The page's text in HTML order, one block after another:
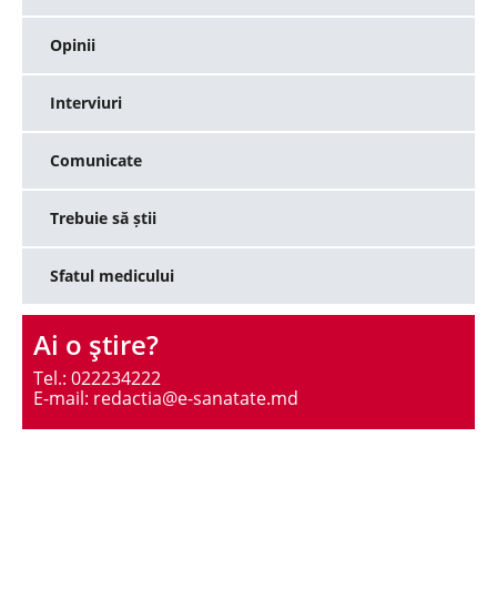
Opinii
Interviuri
Comunicate
Trebuie să știi
Sfatul medicului
Ai o ştire?
Tel.: 022234222
E-mail: redactia@e-sanatate.md